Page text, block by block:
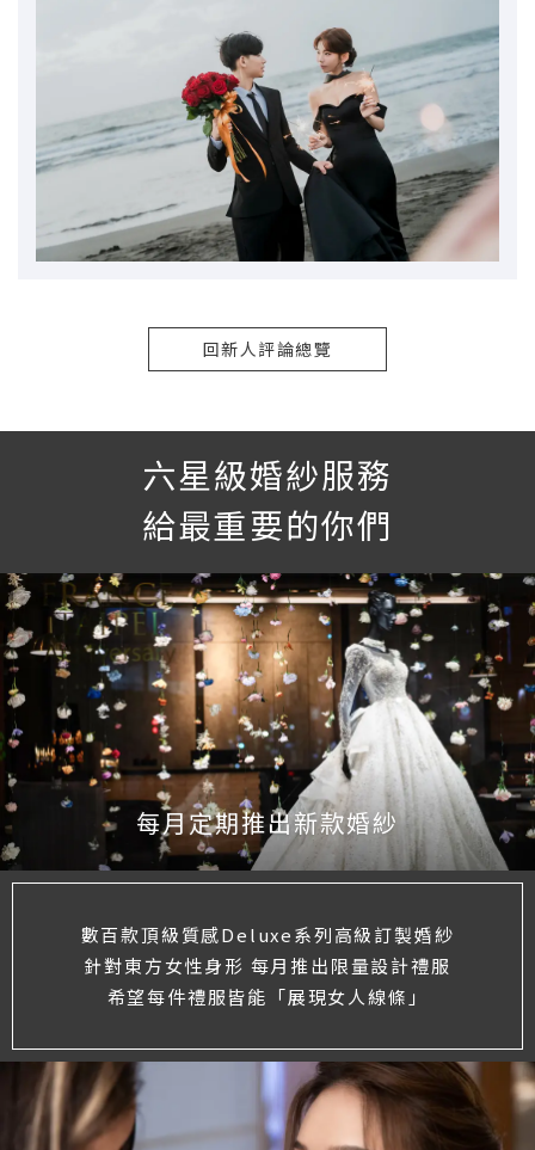
回新人評論總覽
六星級婚紗服務
給最重要的你們
每月定期推出新款婚紗
數百款頂級質感Deluxe系列高級訂製婚紗
針對東方女性身形 每月推出限量設計禮服
希望每件禮服皆能「展現女人線條」